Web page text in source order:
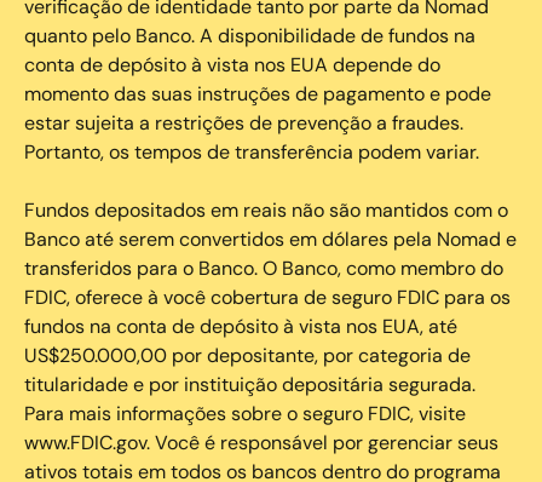
verificação de identidade tanto por parte da Nomad
quanto pelo Banco. A disponibilidade de fundos na
conta de depósito à vista nos EUA depende do
momento das suas instruções de pagamento e pode
estar sujeita a restrições de prevenção a fraudes.
Portanto, os tempos de transferência podem variar.
Fundos depositados em reais não são mantidos com o
Banco até serem convertidos em dólares pela Nomad e
transferidos para o Banco. O Banco, como membro do
FDIC, oferece à você cobertura de seguro FDIC para os
fundos na conta de depósito à vista nos EUA, até
US$250.000,00 por depositante, por categoria de
titularidade e por instituição depositária segurada.
Para mais informações sobre o seguro FDIC, visite
www.FDIC.gov. Você é responsável por gerenciar seus
ativos totais em todos os bancos dentro do programa